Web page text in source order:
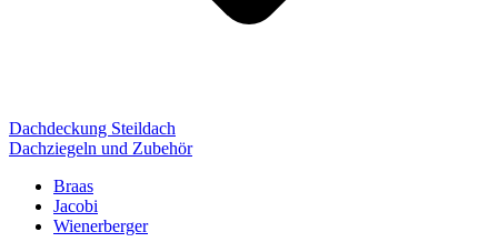
Dachdeckung Steildach
Dachziegeln und Zubehör
Braas
Jacobi
Wienerberger